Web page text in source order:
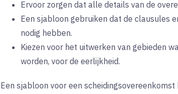
Ervoor zorgen dat alle details van de
Een sjabloon gebruiken dat de clausules
nodig hebben.
Kiezen voor het uitwerken van gebieden
worden, voor de eerlijkheid.
Een sjabloon voor een